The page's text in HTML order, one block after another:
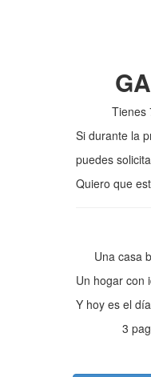
Tienes
Si durante la
puedes
Quiero que
Una casa
Un hogar con
Y hoy es el
3